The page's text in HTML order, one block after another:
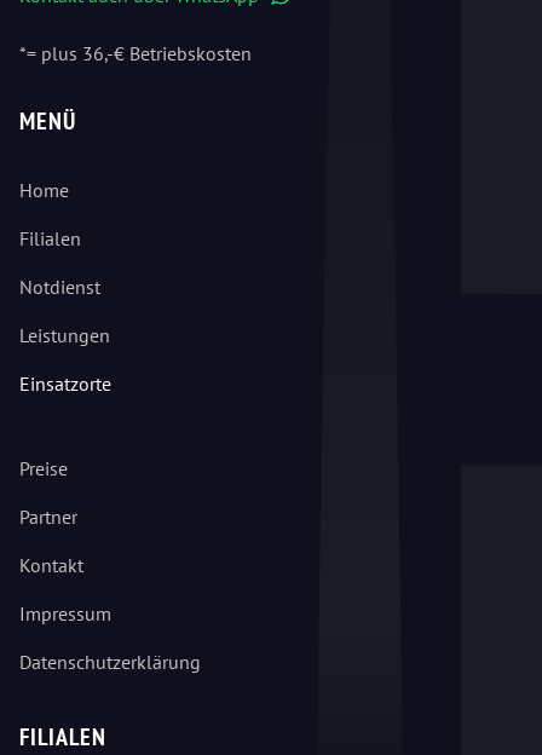
*= plus 36,-€ Betriebskosten
MENÜ
Home
Filialen
Notdienst
Leistungen
Einsatzorte
Preise
Partner
Kontakt
Impressum
Datenschutzerklärung
FILIALEN